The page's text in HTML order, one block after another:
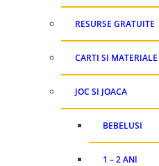
RESURSE GRATUITE
CARTI SI
JOC SI JOACA
BEBELUSI
1 – 2 ANI